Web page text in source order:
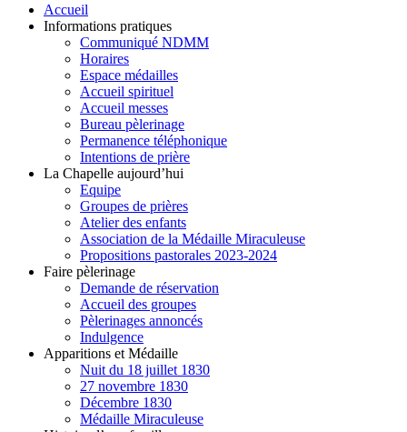
Accueil
Informations pratiques
Communiqué NDMM
Horaires
Espace médailles
Accueil spirituel
Accueil messes
Bureau pèlerinage
Permanence téléphonique
Intentions de prière
La Chapelle aujourd’hui
Equipe
Groupes de prières
Atelier des enfants
Association de la Médaille Miraculeuse
Propositions pastorales 2023-2024
Faire pèlerinage
Demande de réservation
Accueil des groupes
Pèlerinages annoncés
Indulgence
Apparitions et Médaille
Nuit du 18 juillet 1830
27 novembre 1830
Décembre 1830
Médaille Miraculeuse